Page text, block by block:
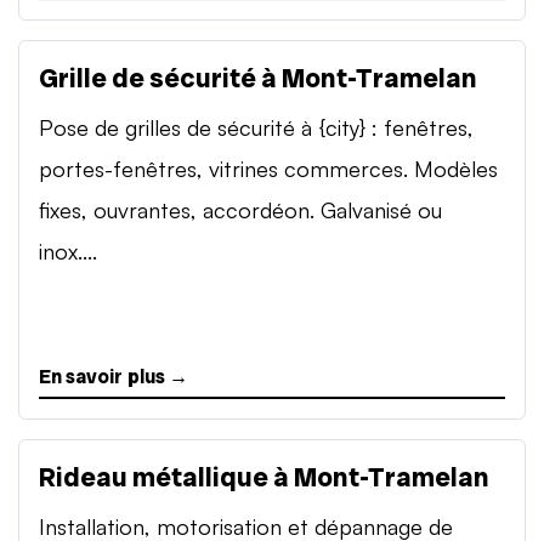
Grille de sécurité à Mont-Tramelan
Pose de grilles de sécurité à {city} : fenêtres,
portes-fenêtres, vitrines commerces. Modèles
fixes, ouvrantes, accordéon. Galvanisé ou
inox....
En savoir plus →
Rideau métallique à Mont-Tramelan
Installation, motorisation et dépannage de